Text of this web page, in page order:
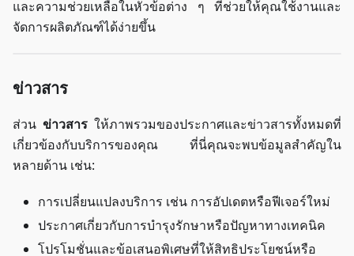
และความช่วยเหลือในหัวข้อต่าง ๆ ที่ช่วยให้คุณใช้งานและ
จัดการผลิตภัณฑ์ได้ง่ายขึ้น
ข่าวสาร
ส่วน ข่าวสาร ให้ภาพรวมของประกาศและข่าวสารทั้งหมดที่
เกี่ยวข้องกับบริการของคุณ ที่นี่คุณจะพบข้อมูลสำคัญใน
หลายด้าน เช่น:
การเปลี่ยนแปลงบริการ เช่น การอัปเดตหรือฟีเจอร์ใหม่
ประกาศเกี่ยวกับการบำรุงรักษาหรือปัญหาทางเทคนิค
โปรโมชั่นและข้อเสนอพิเศษที่ให้สิทธิประโยชน์หรือ